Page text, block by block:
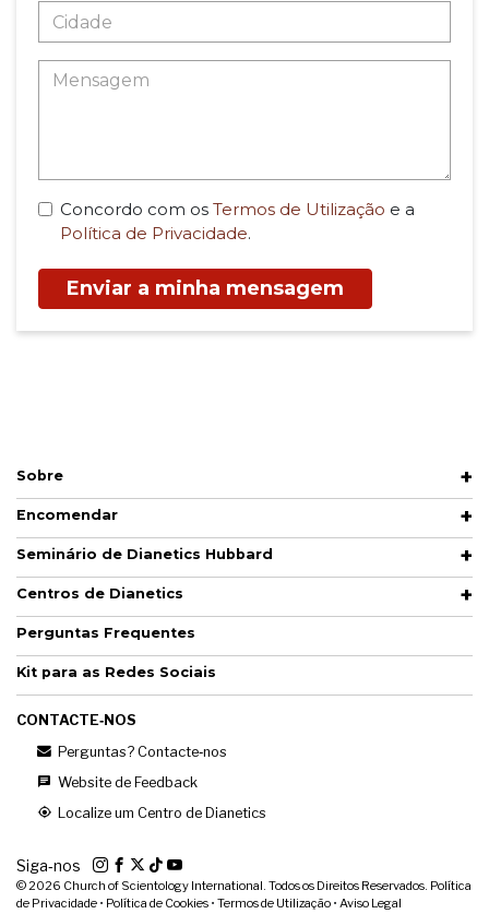
Concordo com os Termos de Utilização e a
Política de Privacidade.
Enviar a minha mensagem
Sobre
Encomendar
Seminário de Dianetics Hubbard
Centros de Dianetics
Perguntas Frequentes
Kit para as Redes Sociais
CONTACTE‑NOS
Perguntas? Contacte‑nos
Website de Feedback
Localize um Centro de Dianetics
Siga‑nos
© 2026 Church of Scientology International. Todos os Direitos Reservados. Política
de Privacidade • Política de Cookies • Termos de Utilização • Aviso Legal